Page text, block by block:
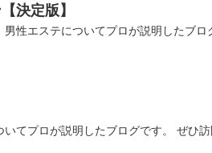
決定版】
男性エステについてプロが説明したブ
いてプロが説明したブログです。 ぜひ